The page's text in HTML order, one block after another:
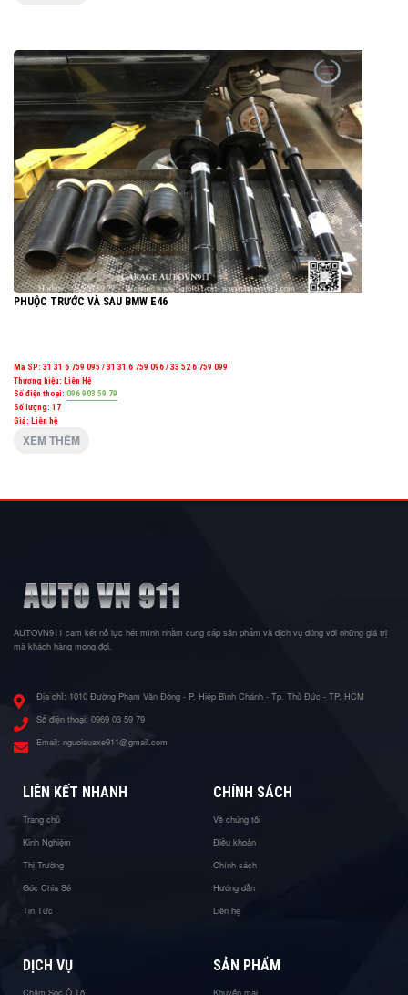
PHUỘC TRƯỚC VÀ SAU BMW E46
Mã SP: 31 31 6 759 095 / 31 31 6 759 096 / 33 52 6 759 099
Thương hiệu: Liên Hệ
Số điện thoại: 096 903 59 79
Số lượng: 17
Giá: Liên hệ
XEM THÊM
AUTOVN911 cam kết nỗ lực hết mình nhằm cung cấp sản phẩm và dịch vụ đúng với những giá trị
mà khách hàng mong đợi.
Địa chỉ: 1010 Đường Phạm Văn Đồng - P. Hiệp Bình Chánh - Tp. Thủ Đức - TP. HCM
Số điện thoại: 0969 03 59 79
Email: nguoisuaxe911@gmail.com
LIÊN KẾT NHANH
Trang chủ
Kinh Nghiệm
Thị Trường
Góc Chia Sẻ
Tin Tức
CHÍNH SÁCH
Về chúng tôi
Điều khoản
Chính sách
Hướng dẫn
Liên hệ
DỊCH VỤ
Chăm Sóc Ô Tô
SẢN PHẨM
Khuyến mãi